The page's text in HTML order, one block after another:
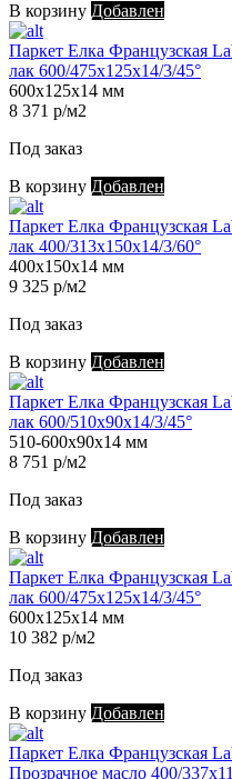
В корзину Добавлен
Паркет Елка Французская
лак 600/475х125х14/3/45°
600х125х14 мм
8 371 р/м2
Под заказ
В корзину Добавлен
Паркет Елка Французская
лак 400/313х150х14/3/60°
400х150х14 мм
9 325 р/м2
Под заказ
В корзину Добавлен
Паркет Елка Французская
лак 600/510х90х14/3/45°
510-600х90х14 мм
8 751 р/м2
Под заказ
В корзину Добавлен
Паркет Елка Французская
лак 600/475х125х14/3/45°
600х125х14 мм
10 382 р/м2
Под заказ
В корзину Добавлен
Паркет Елка Французская
Прозрачное масло 400/